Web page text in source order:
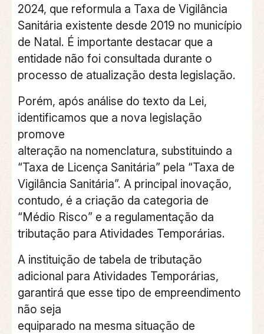
2024, que reformula a Taxa de Vigilância
Sanitária existente desde 2019 no município
de Natal. É importante destacar que a
entidade não foi consultada durante o
processo de atualização desta legislação.
Porém, após análise do texto da Lei,
identificamos que a nova legislação
promove
alteração na nomenclatura, substituindo a
“Taxa de Licença Sanitária” pela “Taxa de
Vigilância Sanitária”. A principal inovação,
contudo, é a criação da categoria de
“Médio Risco” e a regulamentação da
tributação para Atividades Temporárias.
A instituição de tabela de tributação
adicional para Atividades Temporárias,
garantirá que esse tipo de empreendimento
não seja
equiparado na mesma situação de